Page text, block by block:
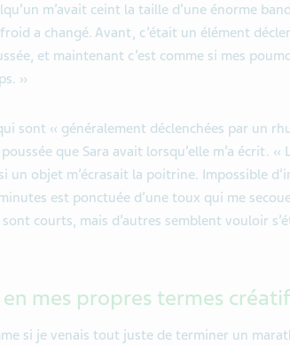
m’avait ceint la taille d’une énorme
a changé. Avant, c’était un élément
et maintenant c’est comme si mes
»
sont « généralement déclenchées par un
que Sara avait lorsqu’elle m’a écrit. «
un objet m’écrasait la poitrine. Impossible
est ponctuée d’une toux qui me
courts, mais d’autres semblent vouloir
mes propres termes
si je venais tout juste de terminer un